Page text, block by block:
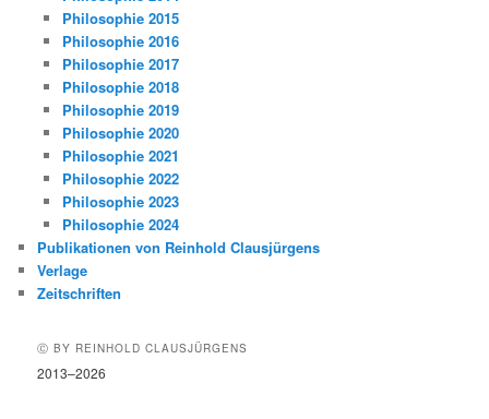
Philosophie 2015
Philosophie 2016
Philosophie 2017
Philosophie 2018
Philosophie 2019
Philosophie 2020
Philosophie 2021
Philosophie 2022
Philosophie 2023
Philosophie 2024
Publikationen von Reinhold Clausjürgens
Verlage
Zeitschriften
Ⓒ BY REINHOLD CLAUSJÜRGENS
2013–2026